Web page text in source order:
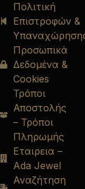
Πολιτική
Επιστροφών &
Προσωπικά
Δεδομένα &
Cookies
Τρόποι
Αποστολής
– Τρόποι
Πληρωμής
Εταιρεια –
Ada Jewel
Αναζήτηση